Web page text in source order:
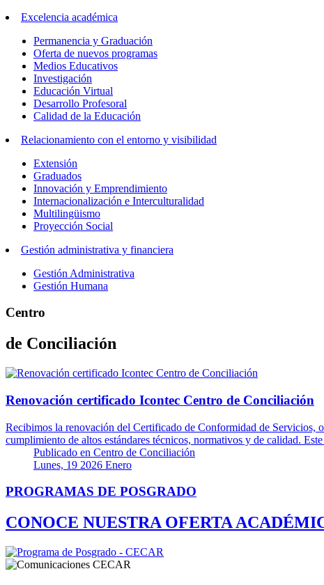
Excelencia académica
Permanencia y Graduación
Oferta de nuevos programas
Medios Educativos
Investigación
Educación Virtual
Desarrollo Profesoral
Calidad de la Educación
Relacionamiento con el entorno y visibilidad
Extensión
Graduados
Innovación y Emprendimiento
Internacionalización e Interculturalidad
Multilingüismo
Proyección Social
Gestión administrativa y financiera
Gestión Administrativa
Gestión Humana
Centro
de Conciliación
Renovación certificado Icontec Centro de Conciliación
Recibimos la renovación del Certificado de Conformidad de
cumplimiento de altos estándares técnicos, normativos y de calidad.
Publicado en Centro de Conciliación
Lunes, 19 2026 Enero
PROGRAMAS DE POSGRADO
CONOCE NUESTRA OFERTA